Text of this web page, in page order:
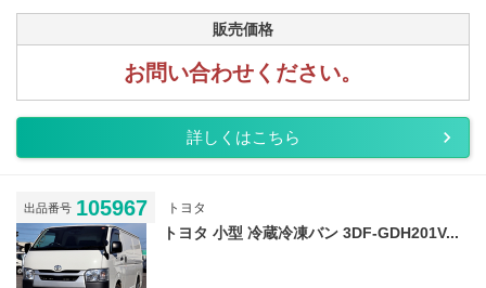
販売価格
お問い合わせください。
詳しくはこちら
出品番号 105967 トヨタ
トヨタ 小型 冷蔵冷凍バン 3DF-GDH201V...